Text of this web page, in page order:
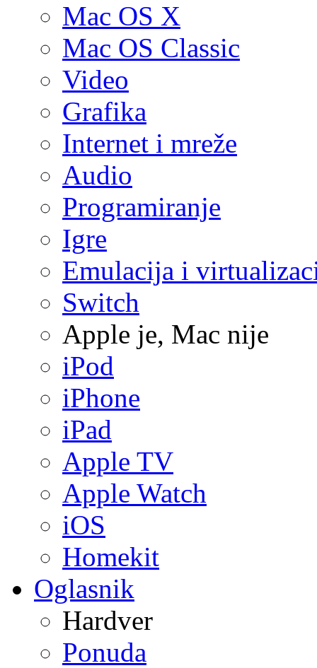
Mac OS X
Mac OS Classic
Video
Grafika
Internet i mreže
Audio
Programiranje
Igre
Emulacija i
Switch
Apple je, Mac nije
iPod
iPhone
iPad
Apple TV
Apple Watch
iOS
Homekit
Oglasnik
Hardver
Ponuda